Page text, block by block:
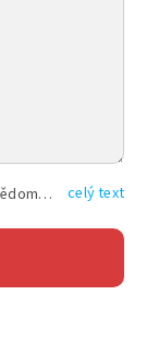
Vyplněním shora uvedených údajů beru na vědomí, že společnost TEXT FACTORY s.r.o., sídlem Brno, Durďákova 336/29, Černá Pole, PSČ: 613 00, IČ: 06157831, zapsané u Krajského soudu v Brně, oddíl C, vložka 100399, bude zpracovávat mé osobní údaje uvedené v rámci mnou vyplněného registračního formuláře na základě oprávněných zájmů TEXT FACTORY s.r.o. dle čl. 6 odst. 1 písm. f) GDPR a pro splnění právních povinností (čl. 6 odst. 1 písm. c) GDPR), a to pro tyto účely: nezbytnost zajistit oprávnění návštěvníka webových stránek provozovaných společností TEXT FACTORY s.r.o. přispívat aktivně ke zveřejněným článkům nebo v rámci diskusních fór a výkon práv TEXT FACTORY s.r.o. jako administrátora těchto diskusních fór. Více informací o zpracování osobních údajů a právech lze nalézt v celý text